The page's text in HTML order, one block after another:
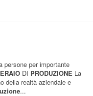
persone per importante
DI PRODUZIONE La
della realtà aziendale e
...